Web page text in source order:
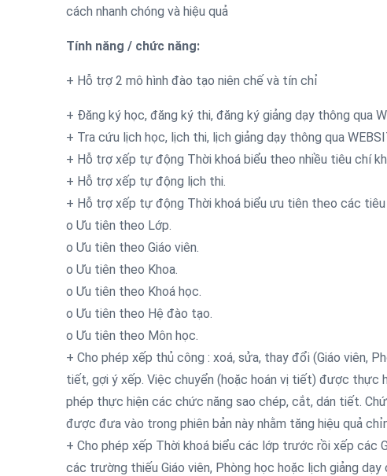
cách nhanh chóng và hiệu quả
Tính năng / chức năng:
+ Hỗ trợ 2 mô hình đào tạo niên chế và tín chỉ
+ Đăng ký học, đăng ký thi, đăng ký giảng dạy thông qua
+ Tra cứu lịch học, lịch thi, lịch giảng dạy thông qua
+ Hỗ trợ xếp tự động Thời khoá biểu theo nhiều tiêu chí
+ Hỗ trợ xếp tự động lịch thi.
+ Hỗ trợ xếp tự động Thời khoá biểu ưu tiên theo các tiêu
o Ưu tiên theo Lớp.
o Ưu tiên theo Giáo viên.
o Ưu tiên theo Khoa.
o Ưu tiên theo Khoá học.
o Ưu tiên theo Hệ đào tạo.
o Ưu tiên theo Môn học.
+ Cho phép xếp thủ công : xoá, sửa, thay đổi (Giáo viên,
tiết, gợi ý xếp. Việc chuyển (hoặc hoán vị tiết) được thực
phép thực hiện các chức năng sao chép, cắt, dán tiết.
được đưa vào trong phiên bản này nhằm tăng hiệu quả
+ Cho phép xếp Thời khoá biểu các lớp trước rồi xếp các
các trường thiếu Giáo viên, Phòng học hoặc lịch giảng dạy